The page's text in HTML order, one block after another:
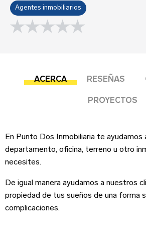
Agentes inmobiliarios
0.0 rating
ACERCA RESEÑAS
PROYECTOS
En Punto Dos Inmobiliaria te ayudamos
departamento, oficina, terreno u otro
necesites.
De igual manera ayudamos a nuestros
propiedad de tus sueños de una forma
complicaciones.
Correo Electrónico
Nombre
Sobre tu negocio
Teléfono
Correo Electrónico